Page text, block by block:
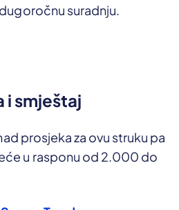
suradnju.
i smještaj
prosjeka za ovu struku pa
u rasponu od 2.000 do